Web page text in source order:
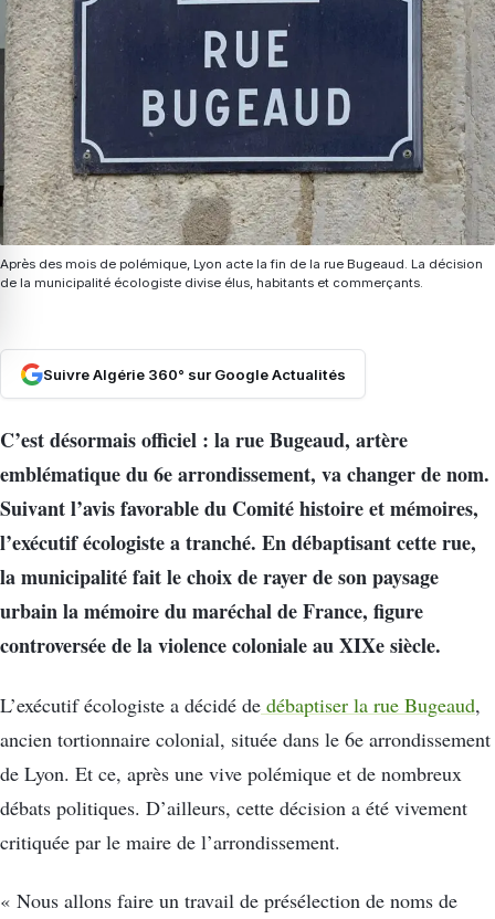
Après des mois de polémique, Lyon acte la fin de la rue Bugeaud. La décision
de la municipalité écologiste divise élus, habitants et commerçants.
Suivre Algérie 360° sur Google Actualités
C’est désormais officiel : la rue Bugeaud, artère
emblématique du 6e arrondissement, va changer de nom.
Suivant l’avis favorable du Comité histoire et mémoires,
l’exécutif écologiste a tranché. En débaptisant cette rue,
la municipalité fait le choix de rayer de son paysage
urbain la mémoire du maréchal de France, figure
controversée de la violence coloniale au XIXe siècle.
L’exécutif écologiste a décidé de débaptiser la rue Bugeaud,
ancien tortionnaire colonial, située dans le 6e arrondissement
de Lyon. Et ce, après une vive polémique et de nombreux
débats politiques. D’ailleurs, cette décision a été vivement
critiquée par le maire de l’arrondissement.
« Nous allons faire un travail de présélection de noms de